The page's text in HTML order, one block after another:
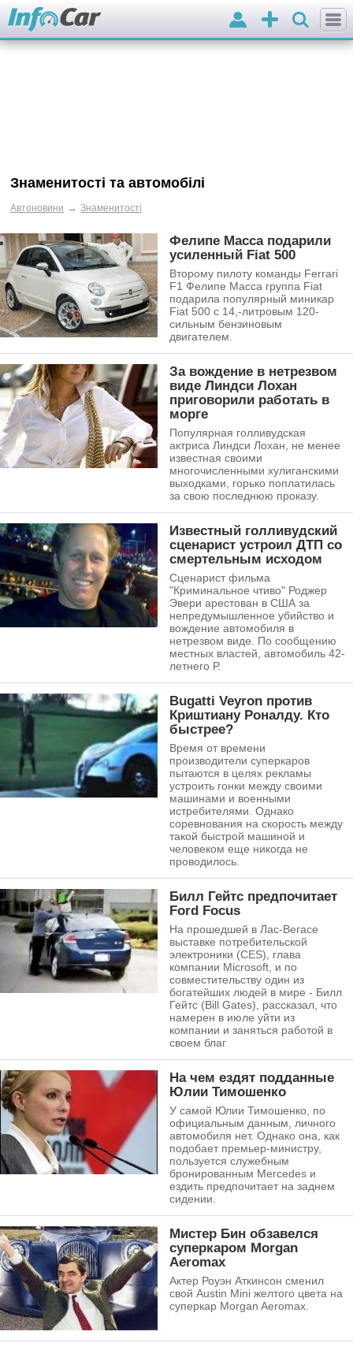
Додати
оголошення
Вхід
Знаменитості та автомобілі
Автоновини → Знаменитості
Фелипе Масса подарили
усиленный Fiat 500
Второму пилоту команды Ferrari
F1 Фелипе Масса группа Fiat
подарила популярный миникар
Fiat 500 с 14,-литровым 120-
сильным бензиновым
двигателем.
За вождение в нетрезвом
виде Линдси Лохан
приговорили работать в
морге
Популярная голливудская
актриса Линдси Лохан, не менее
известная своими
многочисленными хулиганскими
выходками, горько поплатилась
за свою последнюю проказу.
Известный голливудский
сценарист устроил ДТП со
смертельным исходом
Сценарист фильма
"Криминальное чтиво" Роджер
Эвери арестован в США за
непредумышленное убийство и
вождение автомобиля в
нетрезвом виде. По сообщению
местных властей, автомобиль 42-
летнего Р.
Bugatti Veyron против
Криштиану Роналду. Кто
быстрее?
Время от времени
производители суперкаров
пытаются в целях рекламы
устроить гонки между своими
машинами и военными
истребителями. Однако
соревнования на скорость между
такой быстрой машиной и
человеком еще никогда не
проводилось.
Билл Гейтс предпочитает
Ford Focus
На прошедшей в Лас-Вегасе
выставке потребительской
электроники (CES), глава
компании Microsoft, и по
совместительству один из
богатейших людей в мире - Билл
Гейтс (Bill Gates), рассказал, что
намерен в июле уйти из
компании и заняться работой в
своем благ
На чем ездят подданные
Юлии Тимошенко
У самой Юлии Тимошенко, по
официальным данным, личного
автомобиля нет. Однако она, как
подобает премьер-министру,
пользуется служебным
бронированным Mercedes и
ездить предпочитает на заднем
сидении.
Мистер Бин обзавелся
суперкаром Morgan
Aeromax
Актер Роуэн Аткинсон сменил
свой Austin Mini желтого цвета на
суперкар Morgan Aeromax.